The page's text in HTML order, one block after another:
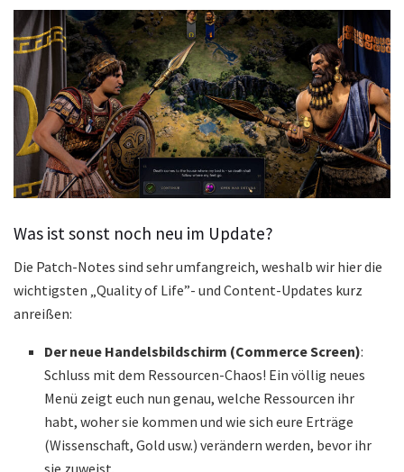
Was ist sonst noch neu im Update?
Die Patch-Notes sind sehr umfangreich, weshalb wir hier die
wichtigsten „Quality of Life”- und Content-Updates kurz
anreißen:
Der neue Handelsbildschirm (Commerce Screen):
Schluss mit dem Ressourcen-Chaos! Ein völlig neues
Menü zeigt euch nun genau, welche Ressourcen ihr
habt, woher sie kommen und wie sich eure Erträge
(Wissenschaft, Gold usw.) verändern werden, bevor ihr
sie zuweist.